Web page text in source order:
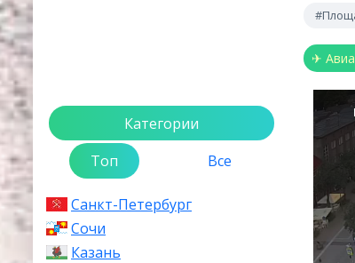
Категории
Топ
Все
Санкт-Петербург
Сочи
Казань
✈